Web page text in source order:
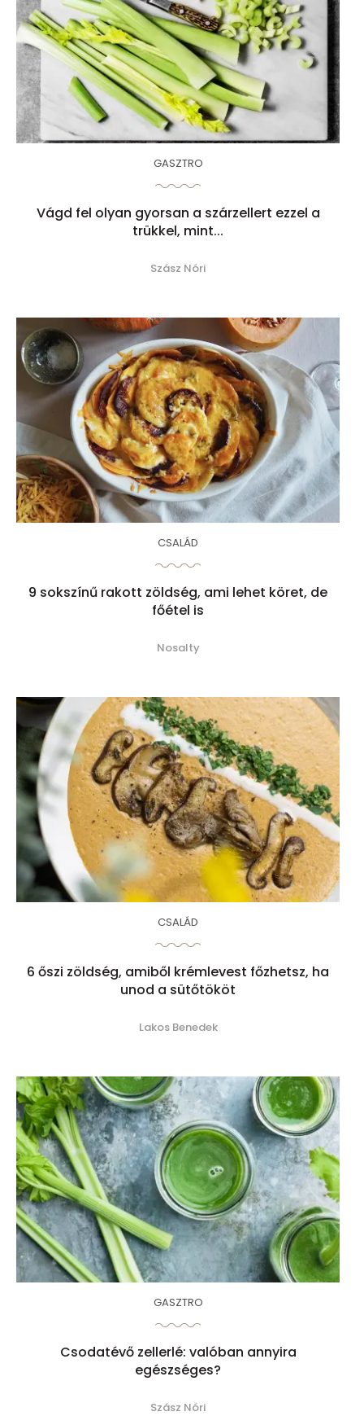
GASZTRO
Vágd fel olyan gyorsan a szárzellert ezzel a
trükkel, mint...
Szász Nóri
CSALÁD
9 sokszínű rakott zöldség, ami lehet köret, de
főétel is
Nosalty
CSALÁD
6 őszi zöldség, amiből krémlevest főzhetsz, ha
unod a sütőtököt
Lakos Benedek
GASZTRO
Csodatévő zellerlé: valóban annyira
egészséges?
Szász Nóri